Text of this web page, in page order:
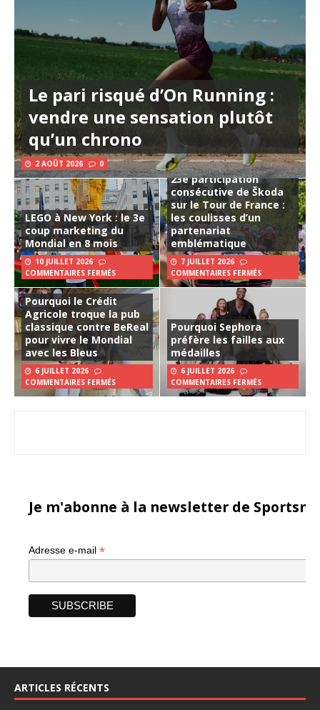
Le pari risqué d’On Running :
vendre une sensation plutôt
qu’un chrono
2 AOÛT 2026 0
LEGO à New York : le 3e
coup marketing du
Mondial en 8 mois
10 JUILLET 2026
COMMENTAIRES FERMÉS
23e participation
consécutive de Škoda
sur le Tour de France :
les coulisses d’un
partenariat
emblématique
7 JUILLET 2026
COMMENTAIRES FERMÉS
Pourquoi le Crédit
Agricole troque la pub
classique contre BeReal
pour vivre le Mondial
avec les Bleus
6 JUILLET 2026
COMMENTAIRES FERMÉS
Pourquoi Sephora
préfère les failles aux
médailles
6 JUILLET 2026
COMMENTAIRES FERMÉS
Je m'abonne à la newsletter de
Adresse e-mail *
ARTICLES RÉCENTS